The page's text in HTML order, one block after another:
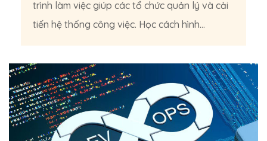
trình làm việc giúp các tổ chức quản lý và cải
tiến hệ thống công việc. Học cách hình...